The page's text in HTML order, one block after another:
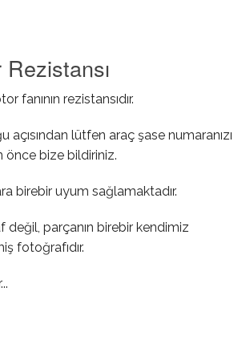
hakkında
fanının rezistansıdır.
açısından lütfen araç şase numaranızı
önce bize bildiriniz.
birebir uyum sağlamaktadır.
parçanın birebir kendimiz
fotoğrafıdır.
hakkında